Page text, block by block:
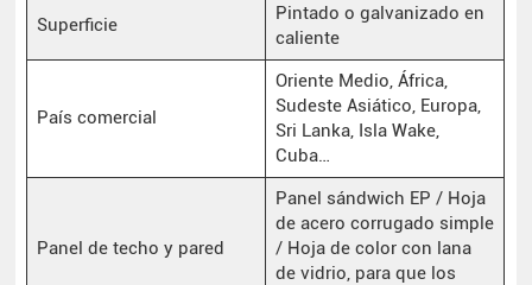
Superficie
Pintado o galvanizado en
caliente
País comercial
Oriente Medio, África,
Sudeste Asiático, Europa,
Sri Lanka, Isla Wake,
Cuba…
Panel de techo y pared
Panel sándwich EP / Hoja
de acero corrugado simple
/ Hoja de color con lana
de vidrio, para que los